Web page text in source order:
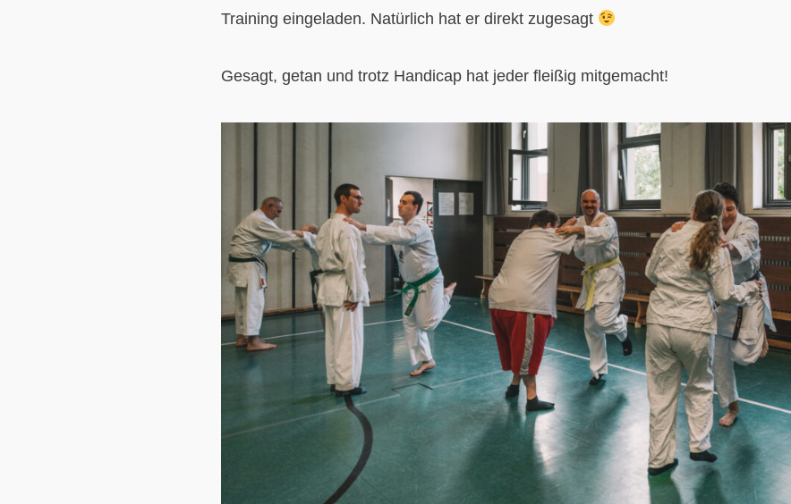
Training eingeladen. Natürlich hat er direkt zugesagt
Gesagt, getan und trotz Handicap hat jeder fleißig mitgemacht!